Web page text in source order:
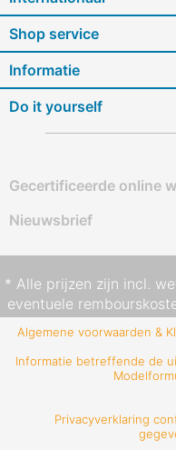
Shop service
Informatie
Do it yourself
Gecertificeerde online
Nieuwsbrief
* Alle prijzen zijn incl.
eventuele
Algemene voorwaarden &
Informatie betreffende de
Privacyverklaring